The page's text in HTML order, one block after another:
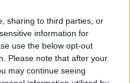
sharing to third parties, or
information for
use the below opt-out
Please note that after your
may continue seeing
na początku cyklu
zabieg?